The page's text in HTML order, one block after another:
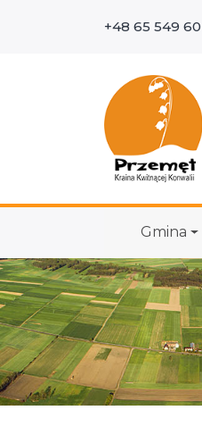
+48 65 549 60
Gmina